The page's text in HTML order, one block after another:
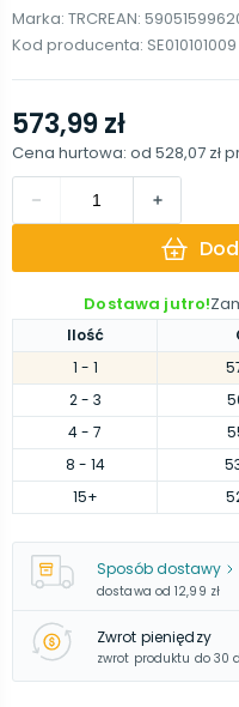
Marka: TRCREAN:
Kod producenta: SE010101009
Ilość
1 - 1
2- 3
4- 7
8 - 14
15+
573,99 zł
Cena hurtowa: od 528,07 zł
Dostawa jutro!
Sposób dostawy
dostawa od 12,99 zł
Zwrot pieniędzy
zwrot produktu do 30